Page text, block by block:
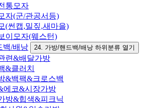
통모자
자(군/관공서등)
(썬캡,밀짚,새마을)
이모자(웨스턴)
백/배낭
24. 가방/핸드백/배낭 하위분류 열기
련&배달가방
&클러치
&백팩&크로스백
에코&시장가방
방&힙색&피크닉